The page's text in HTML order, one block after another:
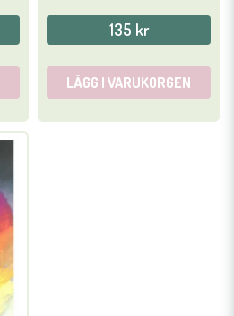
135 kr
LÄGG I VARUKORGEN